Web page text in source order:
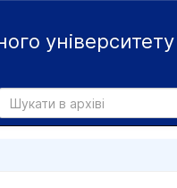
університету